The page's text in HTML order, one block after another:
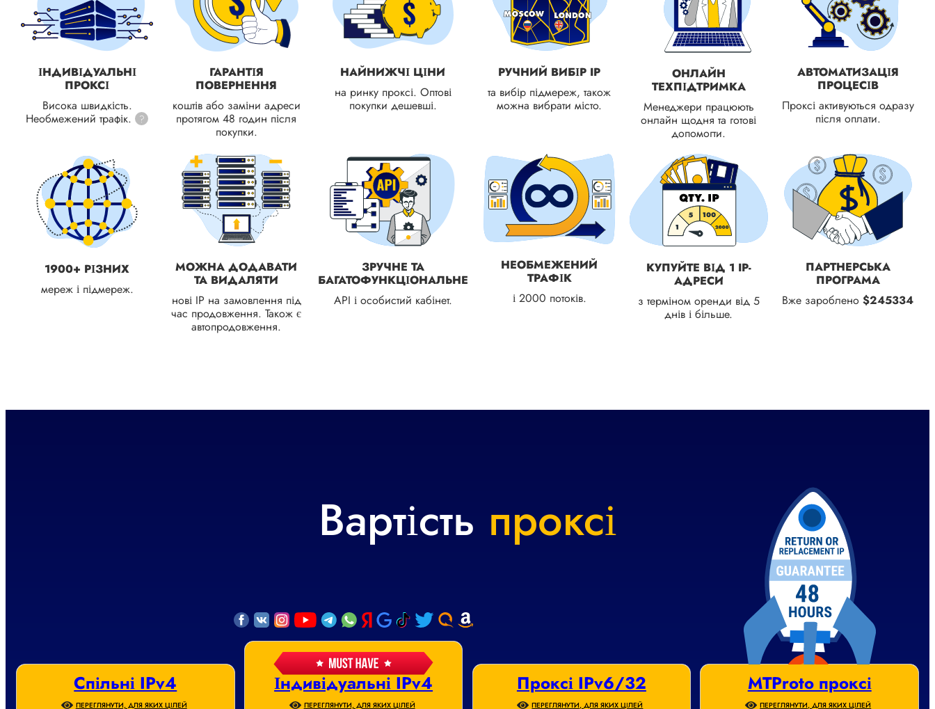
ІНДИВІДУАЛЬНІ
ПРОКСІ
Висока швидкість.
Необмежений трафік.
?
ГАРАНТІЯ
ПОВЕРНЕННЯ
коштів або заміни адреси
протягом 48 годин після
покупки.
НАЙНИЖЧІ ЦІНИ
на ринку проксі. Оптові
покупки дешевші.
РУЧНИЙ ВИБІР IP
та вибір підмереж, також
можна вибрати місто.
ОНЛАЙН
ТЕХПІДТРИМКА
Менеджери працюють
онлайн щодня та готові
допомогти.
АВТОМАТИЗАЦІЯ
ПРОЦЕСІВ
Проксі активуються одразу
після оплати.
1900+ РІЗНИХ
мереж і підмереж.
МОЖНА ДОДАВАТИ
ТА ВИДАЛЯТИ
нові IP на замовлення під
час продовження. Також є
автопродовження.
ЗРУЧНЕ ТА
БАГАТОФУНКЦІОНАЛЬНЕ
API і особистий кабінет.
НЕОБМЕЖЕНИЙ
ТРАФІК
і 2000 потоків.
КУПУЙТЕ ВІД 1 IP-
АДРЕСИ
з терміном оренди від 5
днів і більше.
ПАРТНЕРСЬКА
ПРОГРАМА
Вже зароблено$245334
Вартість проксі
Індивідуальні IPv4
ПЕРЕГЛЯНУТИ, ДЛЯ ЯКИХ ЦІЛЕЙ
Спільні IPv4
ПЕРЕГЛЯНУТИ, ДЛЯ ЯКИХ ЦІЛЕЙ
Проксі IPv6/32
ПЕРЕГЛЯНУТИ, ДЛЯ ЯКИХ ЦІЛЕЙ
MTProto проксі
ПЕРЕГЛЯНУТИ, ДЛЯ ЯКИХ ЦІЛЕЙ